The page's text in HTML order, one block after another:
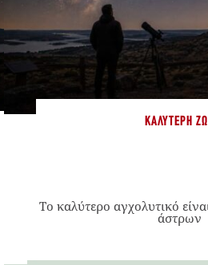
ΚΑΛΎΤΕΡΗ
Το καλύτερο αγχολυτικό
άστρων